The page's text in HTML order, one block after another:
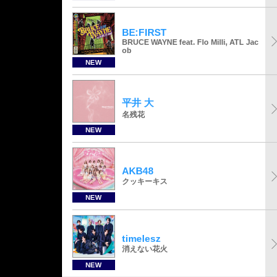
NEW
BE:FIRST
BRUCE WAYNE feat. Flo Milli, ATL Jac
ob
NEW
平井 大
名残花
NEW
AKB48
クッキーキス
NEW
timelesz
消えない花火